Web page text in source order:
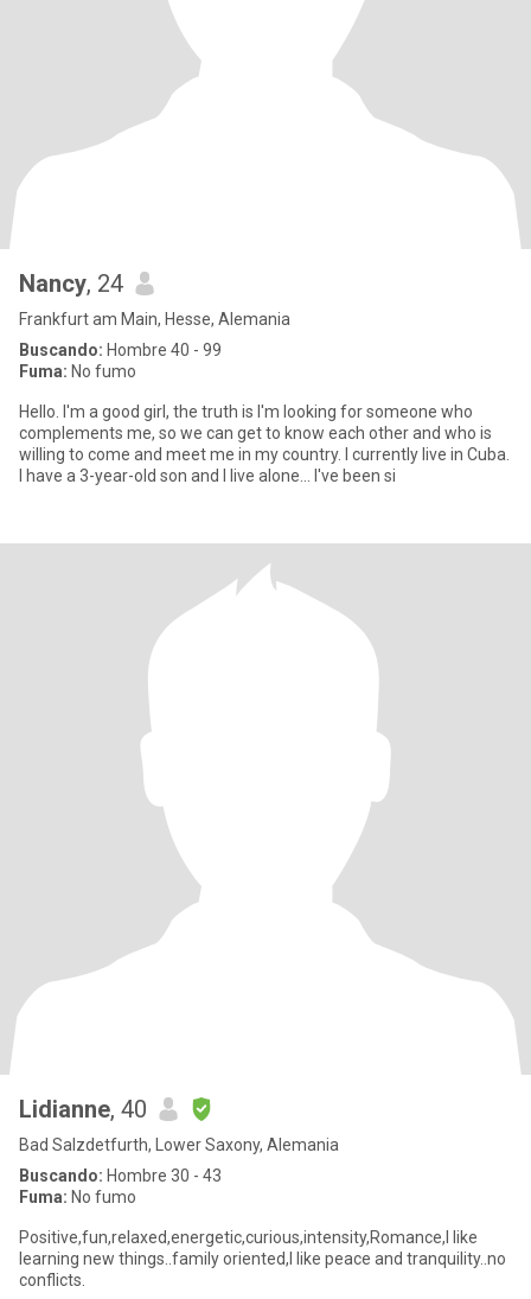
Nancy, 24
Frankfurt am Main, Hesse, Alemania
Buscando: Hombre 40 - 99
Fuma: No fumo
Hello. I'm a good girl, the truth is I'm looking for someone who
complements me, so we can get to know each other and who is
willing to come and meet me in my country. I currently live in Cuba.
I have a 3-year-old son and I live alone... I've been si
Lidianne, 40
Bad Salzdetfurth, Lower Saxony, Alemania
Buscando: Hombre 30 - 43
Fuma: No fumo
Positive,fun,relaxed,energetic,curious,intensity,Romance,I like
learning new things..family oriented,I like peace and tranquility..no
conflicts.